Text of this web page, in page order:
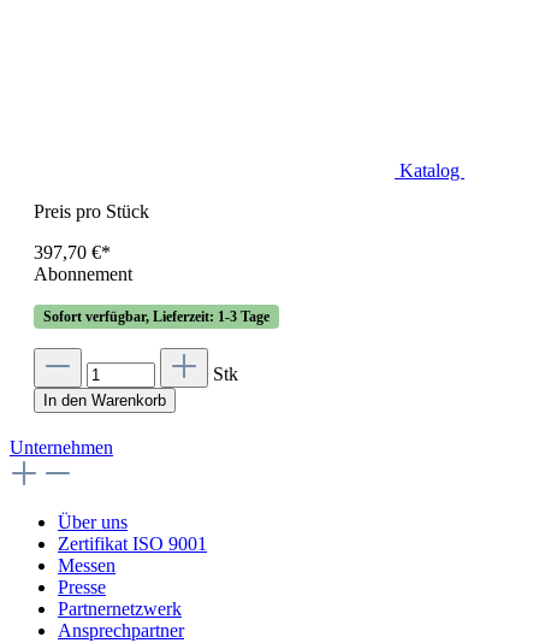
Katalog
Preis pro Stück
397,70 €*
Abonnement
Sofort verfügbar, Lieferzeit: 1-3 Tage
Stk
In den Warenkorb
Unternehmen
Über uns
Zertifikat ISO 9001
Messen
Presse
Partnernetzwerk
Ansprechpartner